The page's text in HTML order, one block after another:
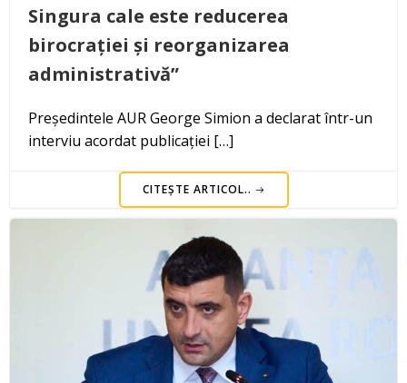
Singura cale este reducerea
birocrației și reorganizarea
administrativă”
Președintele AUR George Simion a declarat într-un
interviu acordat publicației […]
CITEȘTE ARTICOL..